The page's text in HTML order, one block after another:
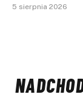
5 sierpnia 2026